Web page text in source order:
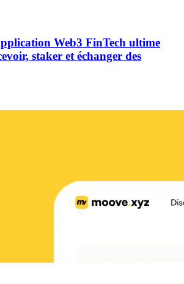
Web3 FinTech ultime
staker et échanger des